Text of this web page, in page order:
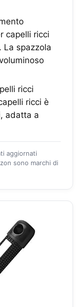
capelli ricci
La spazzola
ricci
ricci è
adatta a
aggiornati
sono marchi di